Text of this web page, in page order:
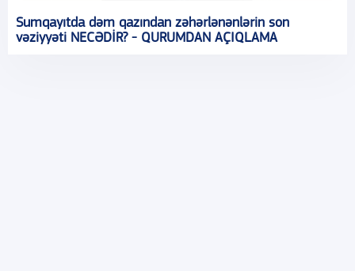
Sumqayıtda dəm qazından zəhərlənənlərin son
vəziyyəti NECƏDİR? - QURUMDAN AÇIQLAMA